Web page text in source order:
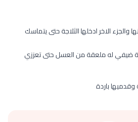
والجزء الاخر ادخلها الثلاجة حتى يتماسك
ضيفي له ملعقة من العسل حتى تعززي
وقدميها باردة